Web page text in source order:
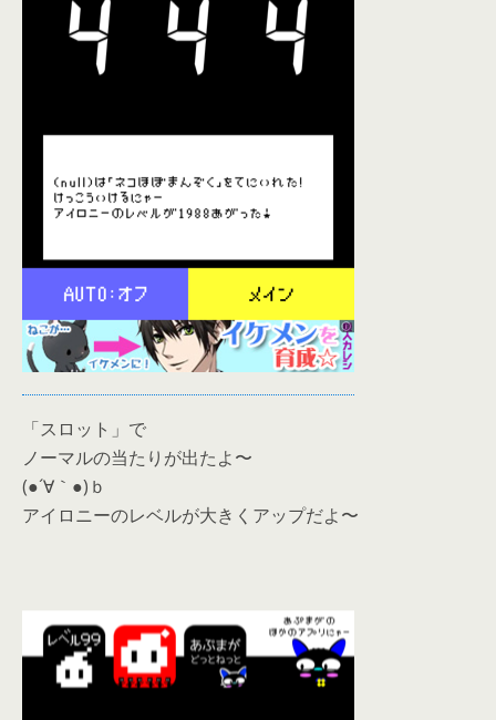
「スロット」で
ノーマルの当たりが出たよ〜
(●´∀｀●)ｂ
アイロニーのレベルが大きくアップだよ〜